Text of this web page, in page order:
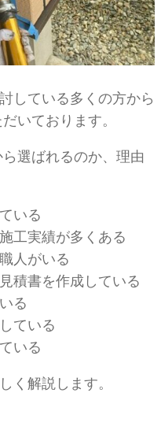
している多くの方から
いております。
選ばれるのか、理由
いる
工実績が多くある
人がいる
積書を作成している
る
ている
いる
く解説します。